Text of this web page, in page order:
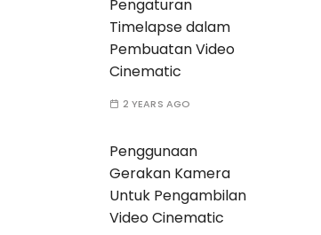
Pengaturan
Timelapse dalam
Pembuatan Video
Cinematic
2 YEARS AGO
Penggunaan
Gerakan Kamera
Untuk Pengambilan
Video Cinematic